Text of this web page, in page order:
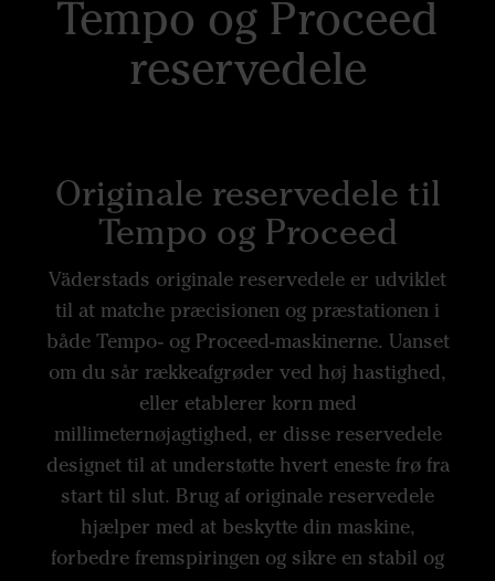
Tempo og Proceed
reservedele
Originale reservedele til
Tempo og Proceed
Väderstads originale reservedele er udviklet
til at matche præcisionen og præstationen i
både Tempo- og Proceed-maskinerne. Uanset
om du sår rækkeafgrøder ved høj hastighed,
eller etablerer korn med
millimeternøjagtighed, er disse reservedele
designet til at understøtte hvert eneste frø fra
start til slut. Brug af originale reservedele
hjælper med at beskytte din maskine,
forbedre fremspiringen og sikre en stabil og